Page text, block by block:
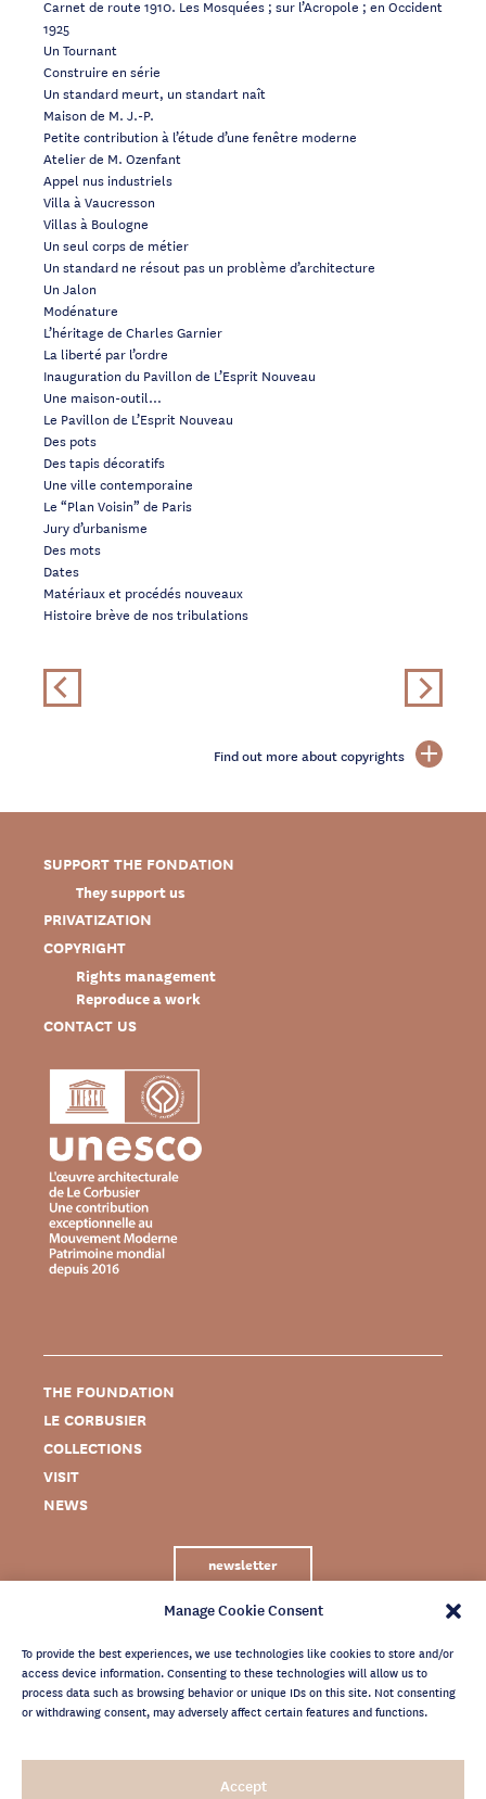
Manage Cookie Consent
To provide the best experiences, we use technologies like cookies to store and/or
access device information. Consenting to these technologies will allow us to
process data such as browsing behavior or unique IDs on this site. Not consenting
or withdrawing consent, may adversely affect certain features and functions.
Accept
Carnet de route 1910. Les Mosquées ; sur l’Acropole ; en Occident
1925
Un Tournant
Construire en série
Un standard meurt, un standart naît
Maison de M. J.-P.
Petite contribution à l’étude d’une fenêtre moderne
Atelier de M. Ozenfant
Appel nus industriels
Villa à Vaucresson
Villas à Boulogne
Un seul corps de métier
Un standard ne résout pas un problème d’architecture
Un Jalon
Modénature
L’héritage de Charles Garnier
La liberté par l’ordre
Inauguration du Pavillon de L’Esprit Nouveau
Une maison-outil…
Le Pavillon de L’Esprit Nouveau
Des pots
Des tapis décoratifs
Une ville contemporaine
Le “Plan Voisin” de Paris
Jury d’urbanisme
Des mots
Dates
Matériaux et procédés nouveaux
Histoire brève de nos tribulations
Find out more about copyrights
SUPPORT THE FONDATION
They support us
PRIVATIZATION
COPYRIGHT
Rights management
Reproduce a work
CONTACT US
THE FOUNDATION
LE CORBUSIER
COLLECTIONS
VISIT
NEWS
newsletter
LEGAL NOTICE
PRIVACY POLICY